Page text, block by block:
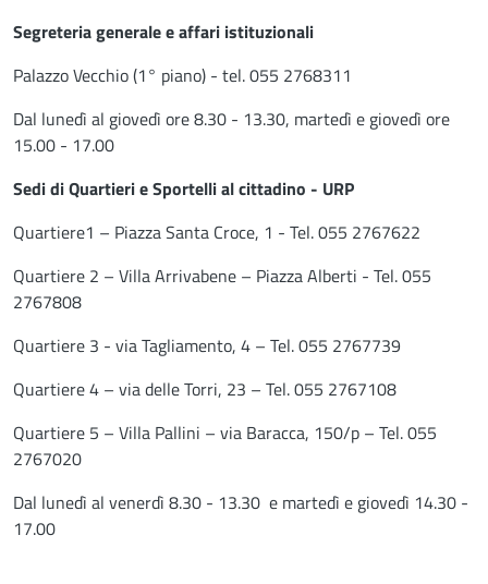
Segreteria generale e affari istituzionali
Palazzo Vecchio (1° piano) - tel. 055 2768311
Dal lunedì al giovedì ore 8.30 - 13.30, martedì e giovedì ore
15.00 - 17.00
Sedi di Quartieri e Sportelli al cittadino - URP
Quartiere1 – Piazza Santa Croce, 1 - Tel. 055 2767622
Quartiere 2 – Villa Arrivabene – Piazza Alberti - Tel. 055
2767808
Quartiere 3 - via Tagliamento, 4 – Tel. 055 2767739
Quartiere 4 – via delle Torri, 23 – Tel. 055 2767108
Quartiere 5 – Villa Pallini – via Baracca, 150/p – Tel. 055
2767020
Dal lunedì al venerdì 8.30 - 13.30 e martedì e giovedì 14.30 -
17.00